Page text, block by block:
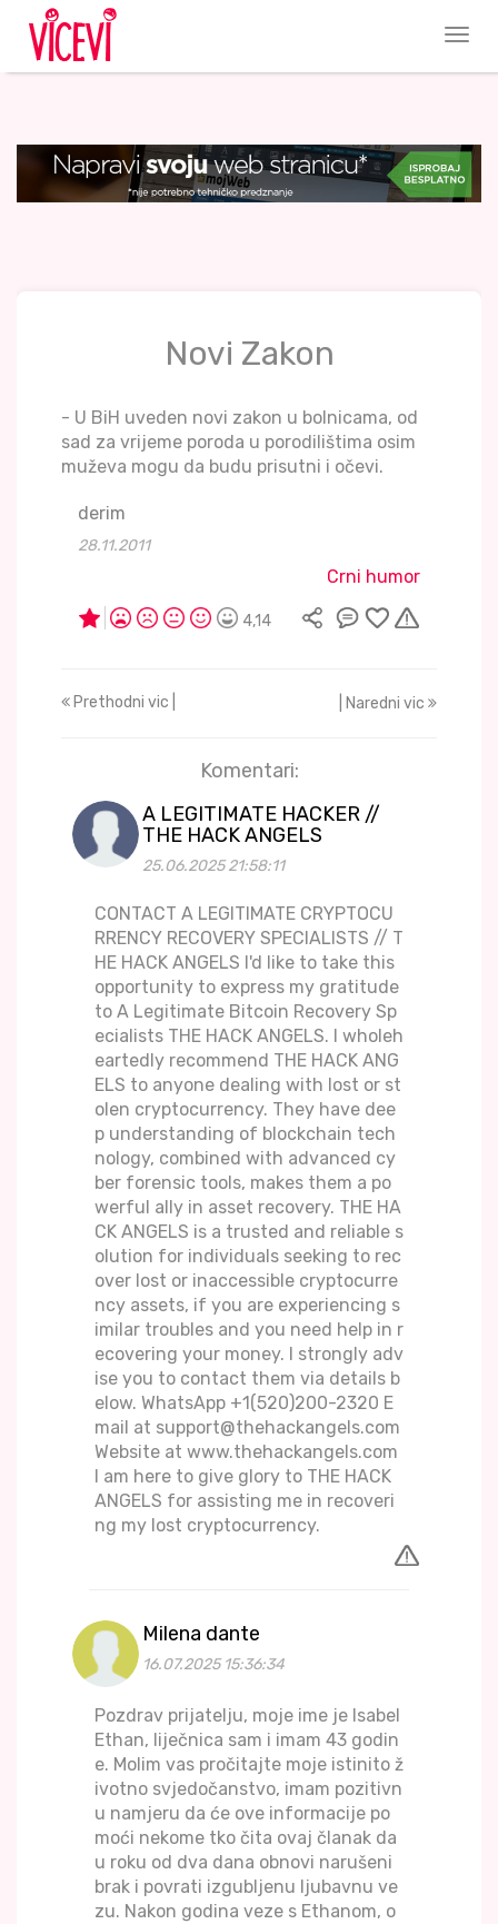
Novi Zakon
- U BiH uveden novi zakon u bolnicama, od
sad za vrijeme poroda u porodilištima osim
muževa mogu da budu prisutni i očevi.
derim
28.11.2011
Crni humor
4,14
Prethodni vic | | Naredni vic
Komentari:
A LEGITIMATE HACKER //
THE HACK ANGELS
25.06.2025 21:58:11
CONTACT A LEGITIMATE CRYPTOCU
RRENCY RECOVERY SPECIALISTS // T
HE HACK ANGELS I'd like to take this
opportunity to express my gratitude
to A Legitimate Bitcoin Recovery Sp
ecialists THE HACK ANGELS. I wholeh
eartedly recommend THE HACK ANG
ELS to anyone dealing with lost or st
olen cryptocurrency. They have dee
p understanding of blockchain tech
nology, combined with advanced cy
ber forensic tools, makes them a po
werful ally in asset recovery. THE HA
CK ANGELS is a trusted and reliable s
olution for individuals seeking to rec
over lost or inaccessible cryptocurre
ncy assets, if you are experiencing s
imilar troubles and you need help in r
ecovering your money. I strongly adv
ise you to contact them via details b
elow. WhatsApp +1(520)200-2320 E
mail at support@thehackangels.com
Website at www.thehackangels.com
I am here to give glory to THE HACK
ANGELS for assisting me in recoveri
ng my lost cryptocurrency.
Milena dante
16.07.2025 15:36:34
Pozdrav prijatelju, moje ime je Isabel
Ethan, liječnica sam i imam 43 godin
e. Molim vas pročitajte moje istinito ž
ivotno svjedočanstvo, imam pozitivn
u namjeru da će ove informacije po
moći nekome tko čita ovaj članak da
u roku od dva dana obnovi narušeni
brak i povrati izgubljenu ljubavnu ve
zu. Nakon godina veze s Ethanom, o